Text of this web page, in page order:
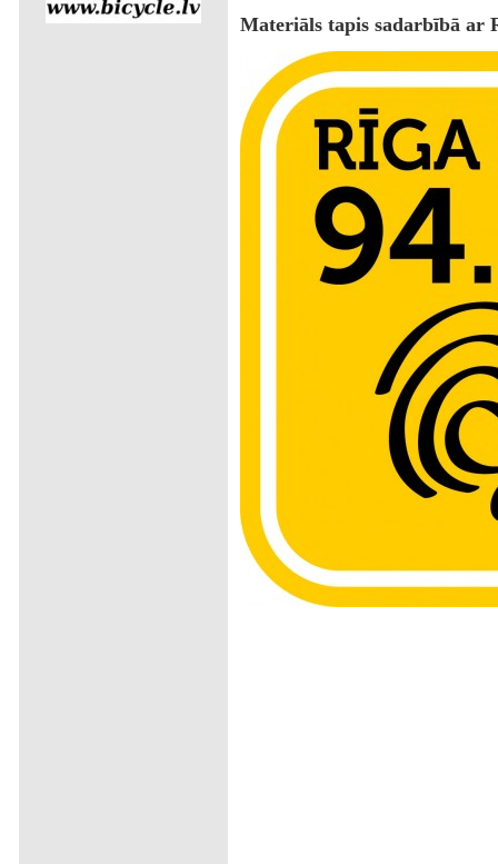
Materiāls tapis sadarbībā ar